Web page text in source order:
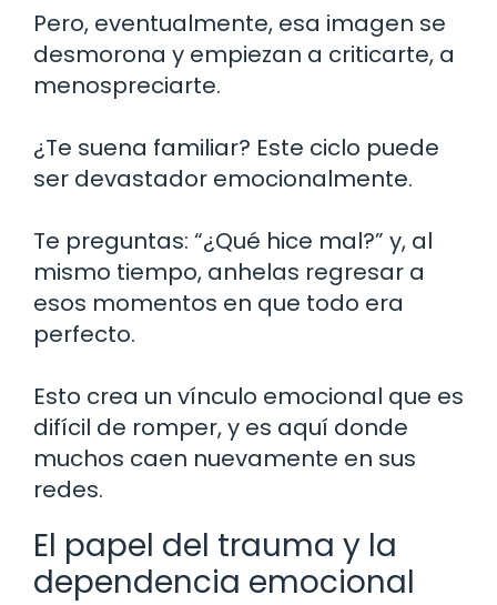
Pero, eventualmente, esa imagen se
desmorona y empiezan a criticarte, a
menospreciarte.
¿Te suena familiar? Este ciclo puede
ser devastador emocionalmente.
Te preguntas: “¿Qué hice mal?” y, al
mismo tiempo, anhelas regresar a
esos momentos en que todo era
perfecto.
Esto crea un vínculo emocional que es
difícil de romper, y es aquí donde
muchos caen nuevamente en sus
redes.
El papel del trauma y la
dependencia emocional